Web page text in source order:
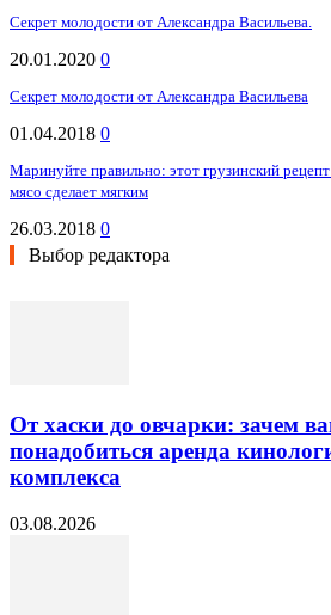
Секрет молодости от Александра Васильева.
20.01.2020 0
Секрет молодости от Александра Васильева
01.04.2018 0
Маринуйте правильно: этот грузинский
мясо сделает мягким
26.03.2018 0
Выбор редактора
От хаски до овчарки: зачем
понадобиться аренда
комплекса
03.08.2026